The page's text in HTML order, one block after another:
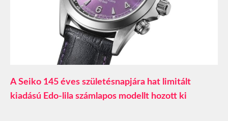
A Seiko 145 éves születésnapjára hat limitált
kiadású Edo-lila számlapos modellt hozott ki